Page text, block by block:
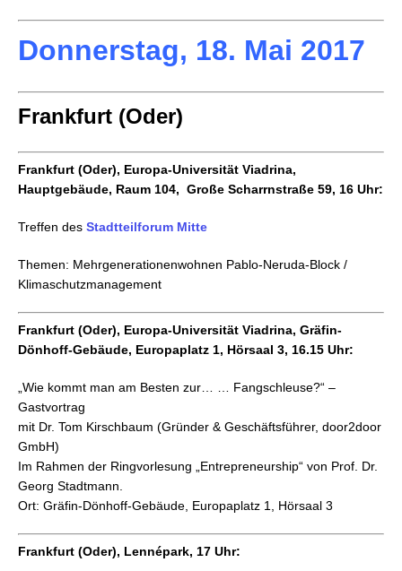
Donnerstag, 18. Mai 2017
Frankfurt (Oder)
Frankfurt (Oder), Europa-Universität Viadrina,
Hauptgebäude, Raum 104, Große Scharrnstraße 59, 16 Uhr:
Treffen des Stadtteilforum Mitte
Themen: Mehrgenerationenwohnen Pablo-Neruda-Block /
Klimaschutzmanagement
Frankfurt (Oder), Europa-Universität Viadrina, Gräfin-
Dönhoff-Gebäude, Europaplatz 1, Hörsaal 3, 16.15 Uhr:
„Wie kommt man am Besten zur… … Fangschleuse?“ –
Gastvortrag
mit Dr. Tom Kirschbaum (Gründer & Geschäftsführer, door2door
GmbH)
Im Rahmen der Ringvorlesung „Entrepreneurship“ von Prof. Dr.
Georg Stadtmann.
Ort: Gräfin-Dönhoff-Gebäude, Europaplatz 1, Hörsaal 3
Frankfurt (Oder), Lennépark, 17 Uhr: